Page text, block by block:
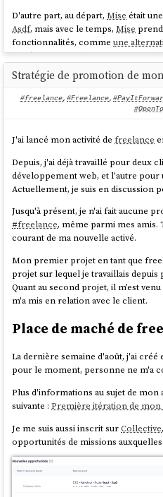
const useCartStore =
user: null,
cart: [],
notifications:
addToCart: (
{
return
product],
[...state.notifications
state. notifications
			)
		};
    };
// Sélectionner
addToCart
=> state.addToCart );
return (
<div >
In March 2018, Canonical
package compression method
Linux distribution. Compared
packages, zstd at level 19
but at the cost of 6% larger
PackagesFedora:
Fedoraadded ZStandard
(Fedora release 28) and used
October 2019 (Fedora 31). In
#JeMeDemande si dans mes projets
queBrotli🤔.
Je pense avoir trouver une réponse
The research I’ve shared in
static content.Zstandard
some benefits for dynamic
compression speeds.
...
D'autre part, au départ,Mise était
Asdf, mais avec le temps,Mise
fonctionnalités, commeune
d'exécution de tâches, oumise watch
Souvent, avec des petits défauts
note "Le support des variables
continue à utiliser direnv".
package Nix.
Le projetdevenvme fait un peu
CommeAsdfetMise:
Support de scripts "helper"
Intégration de Docker
Support de process
Support du SDK Android
Il fait énormément de choses et je
trop haute et fasse fuir beaucoup
(utilisé par Twitter),Buck(utilisé par
adopter.
Pour le moment, mesdevelopment
suivantes :
Comprendre les rudiments
Arriver à installer et à utiliser
Maitriser Docker;
Savoir lire et écrire des
Déjà, ces quatre prérequis posent
d'adoption.
Stratégie de promotion de
#freelance, #Freelance,
J'ai lancé mon activité defreelance
Depuis, j'ai déjà travaillé pour deux
développement web, et l'autre pour
Actuellement, je suis en discussion
Jusqu'à présent, je n'ai fait aucune
#freelance, même parmi mes amis.
courant de ma nouvelle activé.
Mon premier projet en tant que
projet sur lequel je travaillais depuis
Quant au second projet, il m'est
m'a mis en relation avec le client.
Place de maché de
La dernière semaine d'août, j'ai
pour le moment, personne ne m'a
Plus d'informations au sujet de mon
suivante :Première itération de mon
Je me suis aussi inscrit surCollective
opportunités de missions